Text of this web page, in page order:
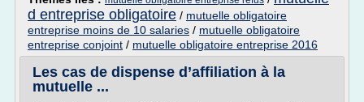
d entreprise obligatoire / mutuelle obligatoire
entreprise moins de 10 salaries / mutuelle obligatoire
entreprise conjoint / mutuelle obligatoire entreprise 2016
Les cas de dispense d’affiliation à la
mutuelle ...